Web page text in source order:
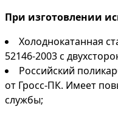
При изготовлении
Холоднокатанная
52146-2003 с
Российский
от Гросс-ПК. Имеет
службы;